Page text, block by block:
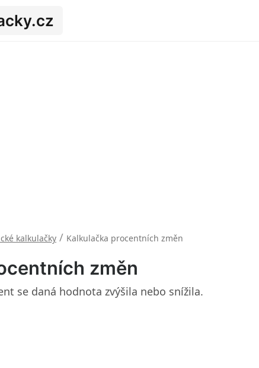
kalkulačky / Kalkulačka procentních změn
změn
se daná hodnota zvýšila nebo snížila.